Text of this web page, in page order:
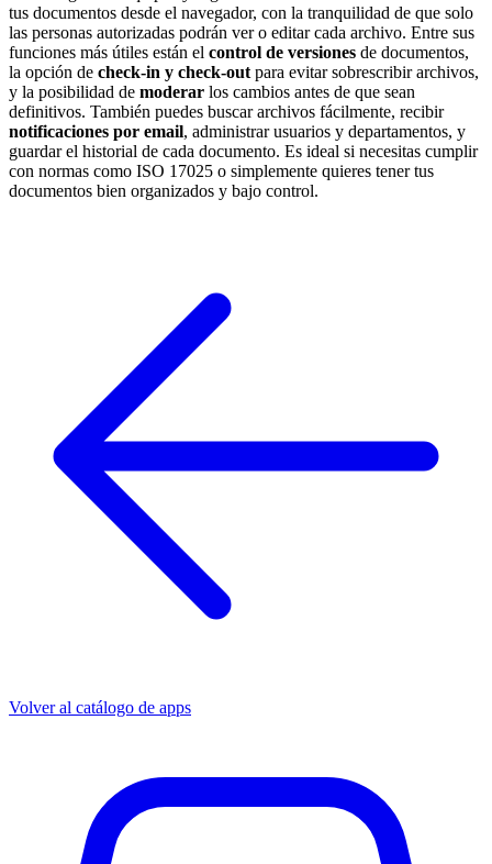
tus documentos desde el navegador, con la tranquilidad de que solo
las personas autorizadas podrán ver o editar cada archivo. Entre sus
funciones más útiles están el control de versiones de documentos,
la opción de check-in y check-out para evitar sobrescribir archivos,
y la posibilidad de moderar los cambios antes de que sean
definitivos. También puedes buscar archivos fácilmente, recibir
notificaciones por email, administrar usuarios y departamentos, y
guardar el historial de cada documento. Es ideal si necesitas cumplir
con normas como ISO 17025 o simplemente quieres tener tus
documentos bien organizados y bajo control.
Volver al catálogo de apps